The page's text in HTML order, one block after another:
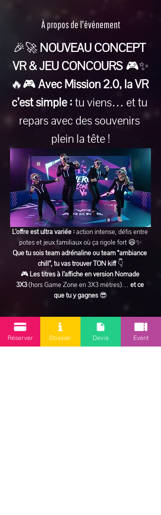
À propos de l'événement
🎉🚀 NOUVEAU CONCEPT
VR & JEU CONCOURS 🎮✨
🔥🎮 Avec Mission 2.0, la VR
c’est simple : tu viens… et tu
repars avec des souvenirs
plein la tête !
L’offre est ultra variée : action intense, défis entre
potes et jeux familiaux où ça rigole fort 😆✨
Que tu sois team adrénaline ou team “ambiance
chill”, tu vas trouver TON kiff 👇
🎮 Les titres à l’affiche en version Nomade
3X3 (hors Game Zone en 3X3 mètres)… et ce
que tu y gagnes 😎
En lire plus >
Réserver Dossier Devis Event